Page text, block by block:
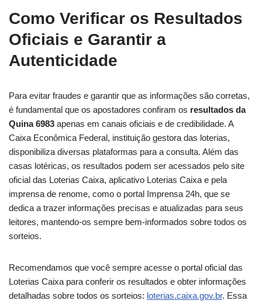
Como Verificar os Resultados
Oficiais e Garantir a
Autenticidade
Para evitar fraudes e garantir que as informações são corretas,
é fundamental que os apostadores confiram os resultados da
Quina 6983 apenas em canais oficiais e de credibilidade. A
Caixa Econômica Federal, instituição gestora das loterias,
disponibiliza diversas plataformas para a consulta. Além das
casas lotéricas, os resultados podem ser acessados pelo site
oficial das Loterias Caixa, aplicativo Loterias Caixa e pela
imprensa de renome, como o portal Imprensa 24h, que se
dedica a trazer informações precisas e atualizadas para seus
leitores, mantendo-os sempre bem-informados sobre todos os
sorteios.
Recomendamos que você sempre acesse o portal oficial das
Loterias Caixa para conferir os resultados e obter informações
detalhadas sobre todos os sorteios: loterias.caixa.gov.br. Essa